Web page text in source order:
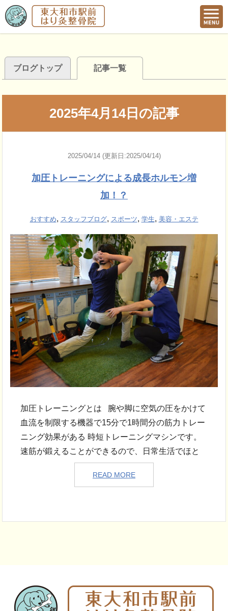
ブログトップ 記事一覧
2025年4月14日の記事
2025/04/14 (更新日:2025/04/14)
加圧トレーニングによる成長ホルモン増
加！？
おすすめ, スタッフブログ, スポーツ, 学生, 美容・エステ
加圧トレーニングとは 腕や脚に空気の圧をかけて
血流を制限する機器で15分で1時間分の筋力トレー
ニング効果がある 時短トレーニングマシンです。
速筋が鍛えることができるので、日常生活でほと
READ MORE